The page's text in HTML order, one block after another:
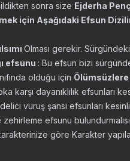
sonra size Ejderha
için Aşağıdaki Efsun
Olması gerekir.
efsunu : Bu efsun bizi
olduğu için Ölümsüzlere
karşı dayanıklılık efsunları
vuruş şansı efsunları
zehirleme efsunu
göre Karakter